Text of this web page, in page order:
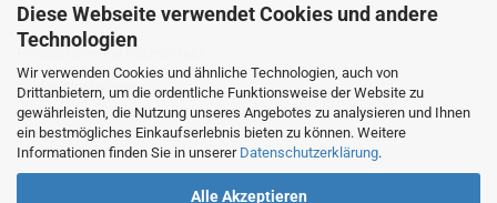
Diese Webseite verwendet Cookies und andere
Technologien
Wir verwenden Cookies und ähnliche Technologien, auch von
Drittanbietern, um die ordentliche Funktionsweise der Website zu
gewährleisten, die Nutzung unseres Angebotes zu analysieren und Ihnen
ein bestmögliches Einkaufserlebnis bieten zu können. Weitere
Informationen finden Sie in unserer Datenschutzerklärung.
Alle Akzeptieren
AGB
Privatsphäre und Datenschutz
Cookie Einstellungen